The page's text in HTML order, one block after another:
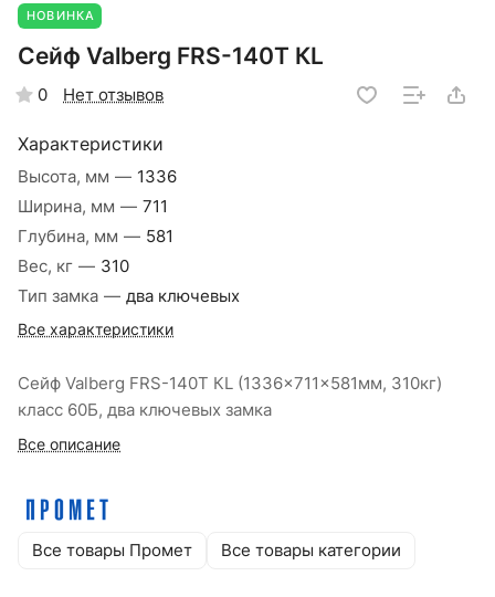
НОВИНКА
Сейф Valberg FRS-140Т КL
0 Нет отзывов
Характеристики
Высота, мм — 1336
Ширина, мм — 711
Глубина, мм — 581
Вес, кг — 310
Тип замка — два ключевых
Все характеристики
Сейф Valberg FRS-140Т КL (1336x711x581мм, 310кг)
класс 60Б, два ключевых замка
Все описание
Все товары Промет Все товары категории